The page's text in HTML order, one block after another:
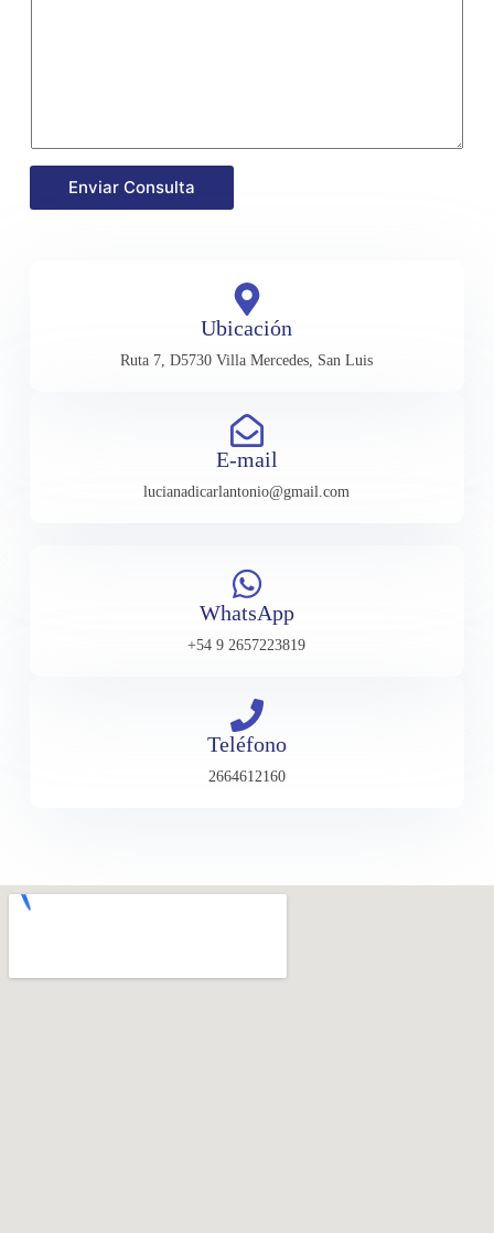
Enviar Consulta
Ubicación
Ruta 7, D5730 Villa Mercedes, San Luis
E-mail
lucianadicarlantonio@gmail.com
WhatsApp
+54 9 2657223819
Teléfono
2664612160